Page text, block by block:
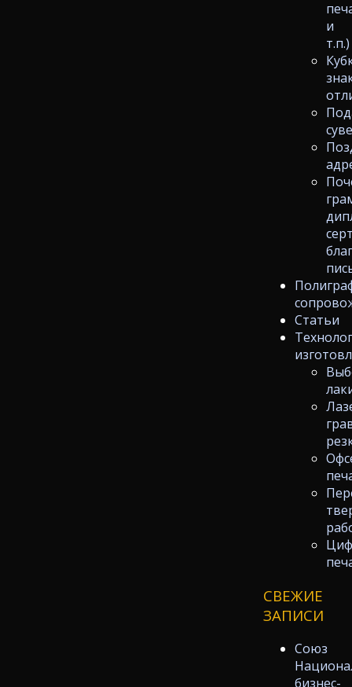
и
т.п.)
Статьи
СВЕЖИЕ
ЗАПИСИ
Союз
бизнес-